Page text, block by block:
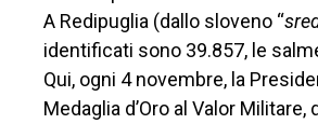
A Redipuglia (dallo sloveno “
identificati sono 39.857, le
Qui, ogni 4 novembre, la
Medaglia d’Oro al Valor